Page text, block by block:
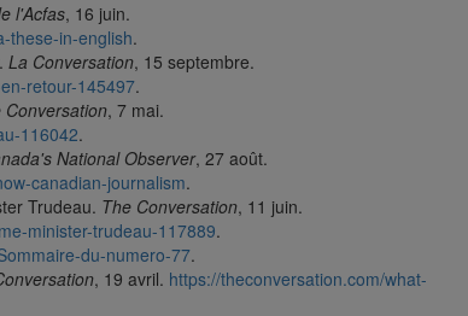
l'Acfas, 16 juin.
these-in-english.
La Conversation, 15 septembre.
retour-145497.
Conversation, 7 mai.
116042.
National Observer, 27 août.
canadian-journalism.
Trudeau. The Conversation, 11 juin.
minister-trudeau-117889.
du-numero-77.
, 19 avril. https://theconversation.com/what-